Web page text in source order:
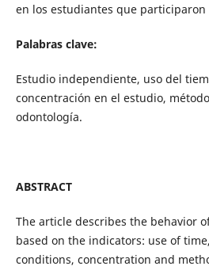
en los estudiantes que
Palabras clave:
Estudio independiente, uso del
concentración en el estudio,
odontología.
ABSTRACT
The article describes the behavior
based on the indicators: use of
conditions, concentration and